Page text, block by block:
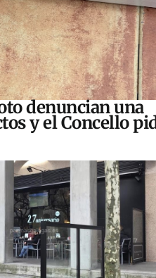
denuncian una
y el Concello